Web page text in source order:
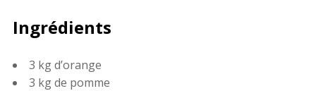
sur
Google+
it
Ingrédients
3 kg d’orange
3 kg de pomme